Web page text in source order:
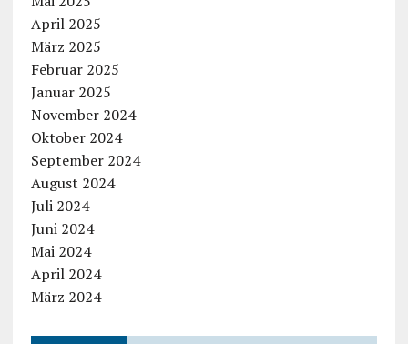
April 2025
März 2025
Februar 2025
Januar 2025
November 2024
Oktober 2024
September 2024
August 2024
Juli 2024
Juni 2024
Mai 2024
April 2024
März 2024